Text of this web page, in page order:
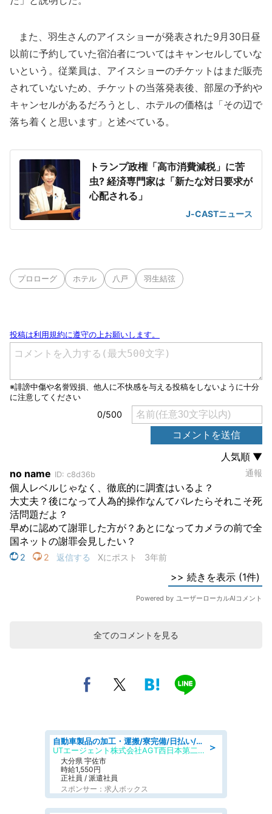
また、羽生さんのアイスショーが発表された9月30日昼
以前に予約していた宿泊者についてはキャンセルしていな
いという。従業員は、アイスショーのチケットはまだ販売
されていないため、チケットの当落発表後、部屋の予約や
キャンセルがあるだろうとし、ホテルの価格は「その辺で
落ち着くと思います」と述べている。
トランプ政権「高市消費減税」に苦
虫? 経済専門家は「新たな対日要求が
心配される」
J-CASTニュース
プロローグ ホテル 八戸 羽生結弦
全てのコメントを見る
＞
自動車製品の加工・運搬/寮完備/日払い/工場・製造
UTエージェント株式会社AGT西日本第二CU
大分県 宇佐市
時給1,550円
正社員 / 派遣社員
スポンサー：求人ボックス